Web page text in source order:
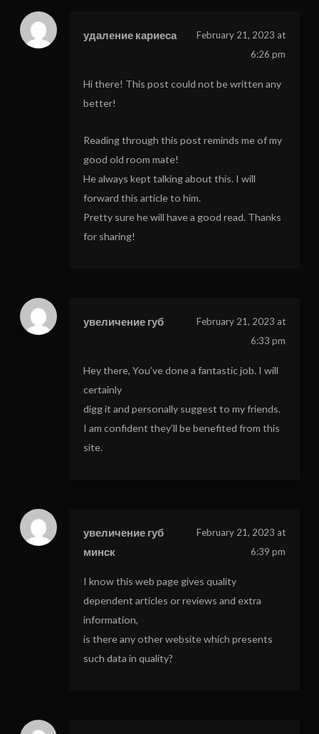
удаление кариеса
February 21, 2023 at
6:26 pm
Hi there! This post could not be written any
better!
Reading through this post reminds me of my
good old room mate!
He always kept talking about this. I will
forward this article to him.
Pretty sure he will have a good read. Thanks
for sharing!
увеличение губ
February 21, 2023 at
6:33 pm
Hey there, You’ve done a fantastic job. I will
certainly
digg it and personally suggest to my friends.
I am confident they’ll be benefited from this
site.
увеличение губ
минск
February 21, 2023 at
6:39 pm
I know this web page gives quality
dependent articles or reviews and extra
information,
is there any other website which presents
such data in quality?